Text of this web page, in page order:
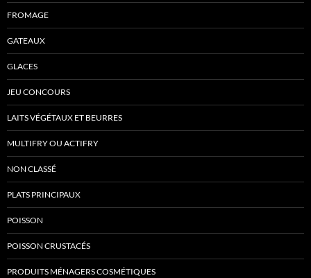
FROMAGE
GATEAUX
GLACES
JEU CONCOURS
LAITS VÉGÉTAUX ET BEURRES
MULTIFRY OU ACTIFRY
NON CLASSÉ
PLATS PRINCIPAUX
POISSON
POISSON CRUSTACÉS
PRODUITS MÉNAGERS COSMÉTIQUES